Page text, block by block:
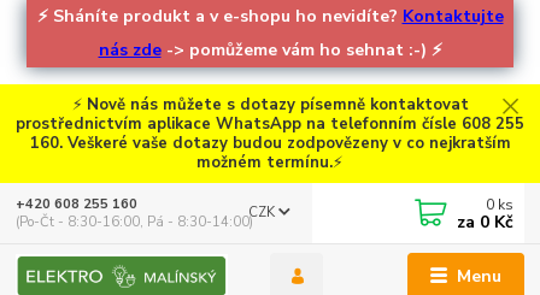
⚡ Sháníte produkt a v e-shopu ho nevidíte? Kontaktujte
nás zde-> pomůžeme vám ho sehnat :-) ⚡
⚡ Nově nás můžete s dotazy písemně kontaktovat
prostřednictvím aplikace WhatsApp na telefonním čísle 608 255
160. Veškeré vaše dotazy budou zodpovězeny v co nejkratším
možném termínu.⚡
Menu
CZK
+420 608 255 160
(Po-Čt - 8:30-16:00, Pá - 8:30-14:00)
0 ks
za 0 Kč